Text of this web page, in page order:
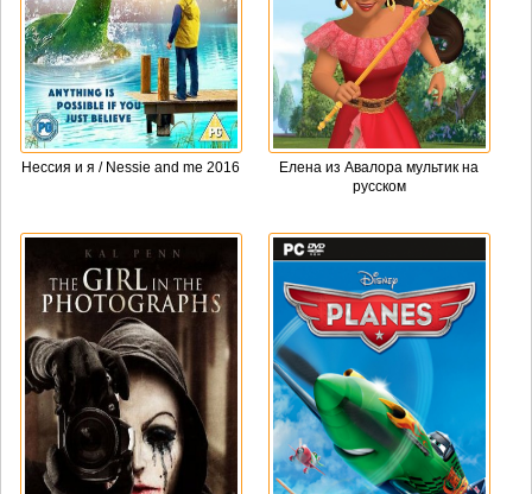
Нессия и я / Nessie and me 2016
Елена из Авалора мультик на
русском